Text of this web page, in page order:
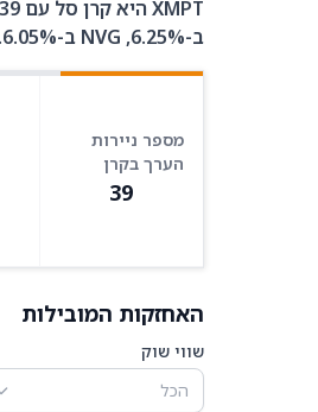
ב-6.25%, NVG ב-6.05%.
מספר ניירות
הערך בקרן
39
האחזקות המובילות
שווי שוק
הכל